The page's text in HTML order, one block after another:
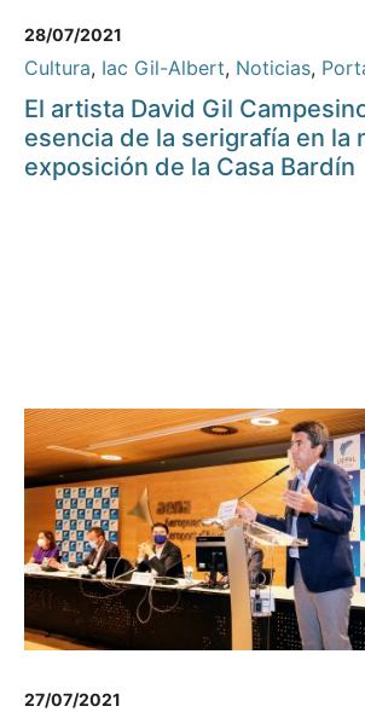
28/07/2021
Cultura, Iac Gil-Albert, Noticias,
El artista David Gil
esencia de la serigrafía en la
exposición de la Casa Bardín
27/07/2021